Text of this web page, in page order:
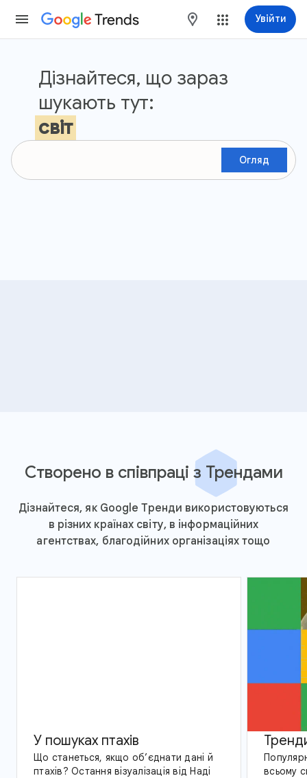
Trends maps Увійти
Дізнайтеся, що зараз
шукають тут:
світ
Огляд
Створено в співпраці з Трендами
Дізнайтеся, як Google Тренди використовуються
в різних країнах світу, в інформаційних
агентствах, благодійних організаціях тощо
У пошуках птахів
Що станеться, якщо об’єднати дані й
птахів? Остання візуалізація від Наді
всьому